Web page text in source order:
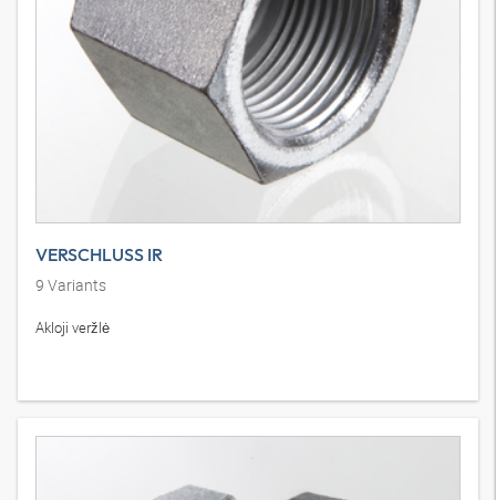
VERSCHLUSS IR
9 Variants
Akloji veržlė